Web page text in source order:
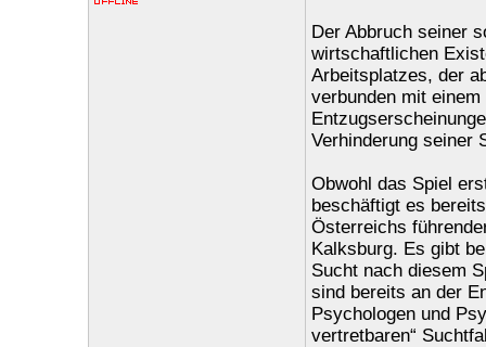
Der Abbruch seiner
wirtschaftlichen
Arbeitsplatzes, der
verbunden mit
Verhinderung seiner
Obwohl das Spiel
beschäftigt es
Österreichs
Kalksburg. Es gibt
Sucht nach diesem
sind bereits an der
Psychologen und
vertretbaren“